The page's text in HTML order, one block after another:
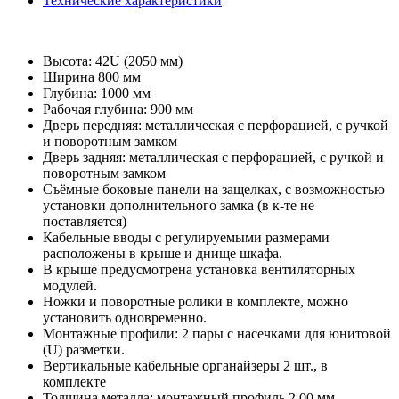
Высота: 42U (2050 мм)
Ширина 800 мм
Глубина: 1000 мм
Рабочая глубина: 900 мм
Дверь передняя: металлическая с перфорацией, с ручкой
и поворотным замком
Дверь задняя: металлическая с перфорацией, с ручкой и
поворотным замком
Съёмные боковые панели на защелках, с возможностью
установки дополнительного замка (в к-те не
поставляется)
Кабельные вводы с регулируемыми размерами
расположены в крыше и днище шкафа.
В крыше предусмотрена установка вентиляторных
модулей.
Ножки и поворотные ролики в комплекте, можно
установить одновременно.
Монтажные профили: 2 пары с насечками для юнитовой
(U) разметки.
Вертикальные кабельные органайзеры 2 шт., в
комплекте